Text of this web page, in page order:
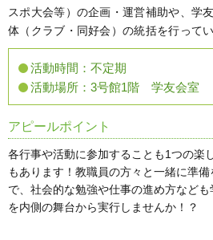
スポ大会等）の企画・運営補助や、学
体（クラブ・同好会）の統括を行ってい
活動時間： 不定期
活動場所： 3号館1階 学友会室
アピールポイント
各行事や活動に参加することも1つの楽
もあります！教職員の方々と一緒に準
で、社会的な勉強や仕事の進め方など
を内側の舞台から実行しませんか！？